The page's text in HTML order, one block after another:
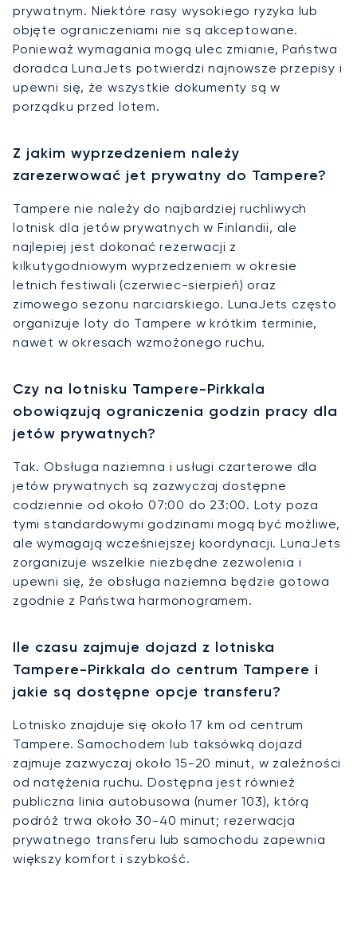
prywatnym. Niektóre rasy wysokiego ryzyka lub
objęte ograniczeniami nie są akceptowane.
Ponieważ wymagania mogą ulec zmianie, Państwa
doradca LunaJets potwierdzi najnowsze przepisy i
upewni się, że wszystkie dokumenty są w
porządku przed lotem.
Z jakim wyprzedzeniem należy
zarezerwować jet prywatny do Tampere?
Tampere nie należy do najbardziej ruchliwych
lotnisk dla jetów prywatnych w Finlandii, ale
najlepiej jest dokonać rezerwacji z
kilkutygodniowym wyprzedzeniem w okresie
letnich festiwali (czerwiec-sierpień) oraz
zimowego sezonu narciarskiego. LunaJets często
organizuje loty do Tampere w krótkim terminie,
nawet w okresach wzmożonego ruchu.
Czy na lotnisku Tampere-Pirkkala
obowiązują ograniczenia godzin pracy dla
jetów prywatnych?
Tak. Obsługa naziemna i usługi czarterowe dla
jetów prywatnych są zazwyczaj dostępne
codziennie od około 07:00 do 23:00. Loty poza
tymi standardowymi godzinami mogą być możliwe,
ale wymagają wcześniejszej koordynacji. LunaJets
zorganizuje wszelkie niezbędne zezwolenia i
upewni się, że obsługa naziemna będzie gotowa
zgodnie z Państwa harmonogramem.
Ile czasu zajmuje dojazd z lotniska
Tampere-Pirkkala do centrum Tampere i
jakie są dostępne opcje transferu?
Lotnisko znajduje się około 17 km od centrum
Tampere. Samochodem lub taksówką dojazd
zajmuje zazwyczaj około 15-20 minut, w zależności
od natężenia ruchu. Dostępna jest również
publiczna linia autobusowa (numer 103), którą
podróż trwa około 30-40 minut; rezerwacja
prywatnego transferu lub samochodu zapewnia
większy komfort i szybkość.